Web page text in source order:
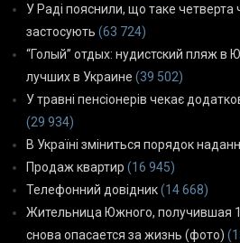
У Раді пояснили, що таке четверта
застосують (63 724)
“Голый” отдых: нудистский пляж в
лучших в Украине (39 502)
У травні пенсіонерів чекає
(29 934)
В Україні зміниться порядок
Продаж квартир (16 945)
Телефонний довідник(14 668)
Жительница Южного, получившая
снова опасается за жизнь (фото)